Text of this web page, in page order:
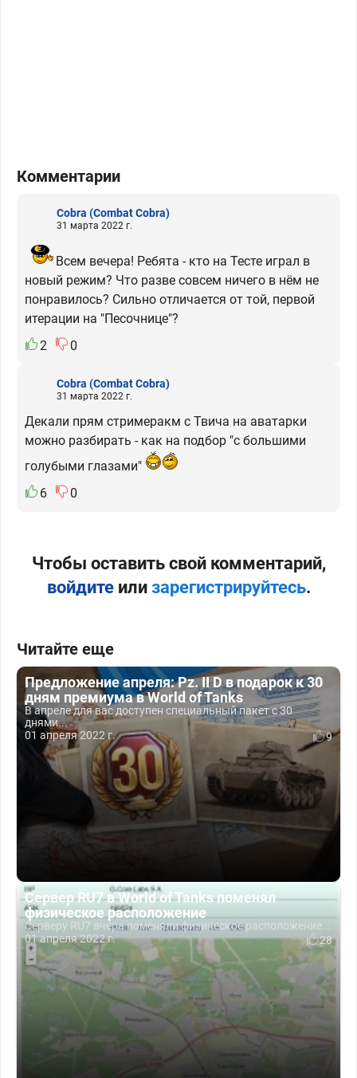
Комментарии
Cobra (Combat Cobra)
31 марта 2022 г.
Всем вечера! Ребята - кто на Тесте играл в
новый режим? Что разве совсем ничего в нём не
понравилось? Сильно отличается от той, первой
итерации на "Песочнице"?
2
0
Cobra (Combat Cobra)
31 марта 2022 г.
Декали прям стримеракм с Твича на аватарки
можно разбирать - как на подбор "с большими
голубыми глазами"
6
0
Чтобы оставить свой комментарий,
войдитеили зарегистрируйтесь.
Читайте еще
Предложение апреля: Pz. II D в подарок к 30
дням премиума в World of Tanks
В апреле для вас доступен специальный пакет с 30
днями...
01 апреля 2022 г.
9
Сервер RU7 в World of Tanks поменял
физическое расположение
Серверу RU7 вчера поменяли физическое расположение...
01 апреля 2022 г.
28